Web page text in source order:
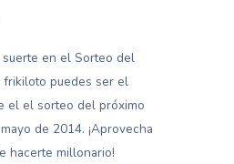
en el Sorteo del
frikiloto puedes ser el
el el sorteo del próximo
de 2014. ¡Aprovecha
hacerte millonario!